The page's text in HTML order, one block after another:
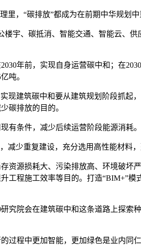
，“碳排放”都成为在前期中华规划中
宇、碳抵消、智能交通、智能云、
年前，实现自身运营碳中和；在
吨。
现建筑碳中和要从建筑规划阶段抓起
碳排放的目的。
有条件，减少后续运营阶段能源消耗。
少重复建设，充分选用高性能材料
资源损耗大、污染排放高、环境破坏
程施工效率等目的。打造“BIM+”
院会在建筑碳中和这条道路上探索
过程中更加智能，更加绿色是业内同